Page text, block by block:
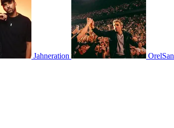
Jahneration OrelSan